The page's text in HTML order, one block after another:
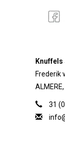
Knuffels
Frederik
31